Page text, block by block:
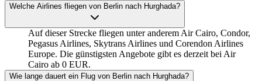
Welche Airlines fliegen von Berlin nach Hurghada?
Auf dieser Strecke fliegen unter anderem Air Cairo, Condor,
Pegasus Airlines, Skytrans Airlines und Corendon Airlines
Europe. Die günstigsten Angebote gibt es derzeit bei Air
Cairo ab 0 EUR.
Wie lange dauert ein Flug von Berlin nach Hurghada?